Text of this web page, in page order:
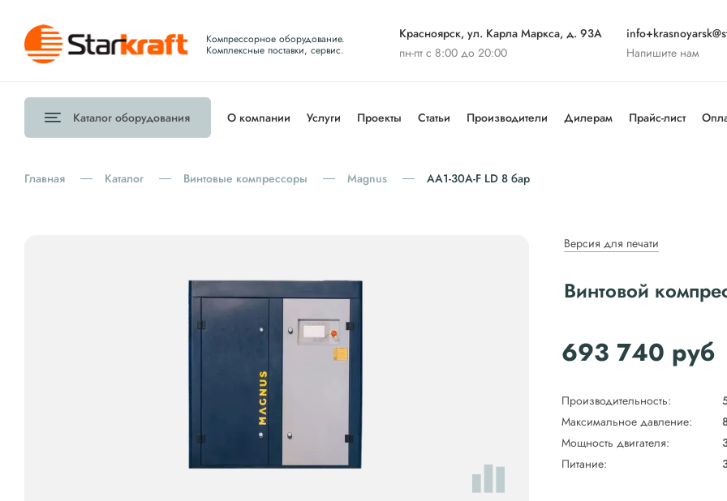
Компрессорное оборудование.
Комплексные поставки, сервис.
Красноярск, ул. Карла Маркса, д. 93А
пн-пт с 8:00 до 20:00
Напишите нам
Каталог оборудования О компании Услуги Проекты Статьи Производители Дилерам Прайс-лист
Главная Каталог Винтовые компрессоры Magnus АА1-30A-F LD 8 бар
Версия для печати
Винтовой
693 740 руб
Производительность:
Максимальное давление:
Мощность двигателя:
Питание: